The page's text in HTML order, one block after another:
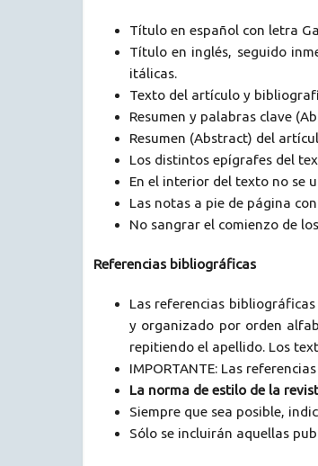
Título en español con letra
Título en inglés, seguido
itálicas.
Texto del artículo y
Resumen y palabras clave
Resumen (Abstract) del
Los distintos epígrafes del
En el interior del texto no se
Las notas a pie de página
No sangrar el comienzo de
Referencias bibliográficas
Las referencias
y organizado por orden
repitiendo el apellido. Los
IMPORTANTE: Las
La norma de estilo de la
Siempre que sea posible,
Sólo se incluirán aquellas